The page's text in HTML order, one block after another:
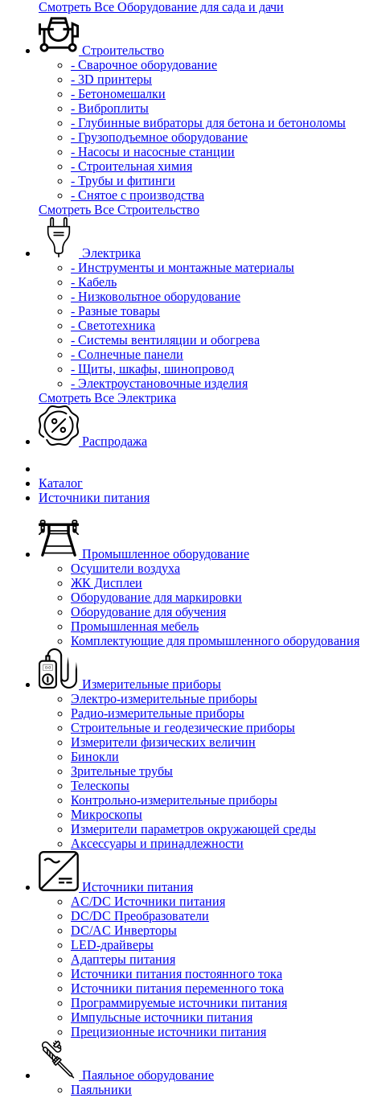
Смотреть Все Оборудование для сада и дачи
Строительство
- Сварочное оборудование
- 3D принтеры
- Бетономешалки
- Виброплиты
- Глубинные вибраторы для бетона и бетоноломы
- Грузоподъемное оборудование
- Насосы и насосные станции
- Строительная химия
- Трубы и фитинги
- Снятое с производства
Смотреть Все Строительство
Электрика
- Инструменты и монтажные материалы
- Кабель
- Низковольтное оборудование
- Разные товары
- Светотехника
- Системы вентиляции и обогрева
- Солнечные панели
- Щиты, шкафы, шинопровод
- Электроустановочные изделия
Смотреть Все Электрика
Распродажа
Каталог
Источники питания
Промышленное оборудование
Осушители воздуха
ЖК Дисплеи
Оборудование для маркировки
Оборудование для обучения
Промышленная мебель
Комплектующие для промышленного оборудования
Измерительные приборы
Электро-измерительные приборы
Радио-измерительные приборы
Строительные и геодезические приборы
Измерители физических величин
Бинокли
Зрительные трубы
Телескопы
Контрольно-измерительные приборы
Микроскопы
Измерители параметров окружающей среды
Аксессуары и принадлежности
Источники питания
AC/DC Источники питания
DC/DC Преобразователи
DC/AC Инверторы
LED-драйверы
Адаптеры питания
Источники питания постоянного тока
Источники питания переменного тока
Программируемые источники питания
Импульсные источники питания
Прецизионные источники питания
Паяльное оборудование
Паяльники